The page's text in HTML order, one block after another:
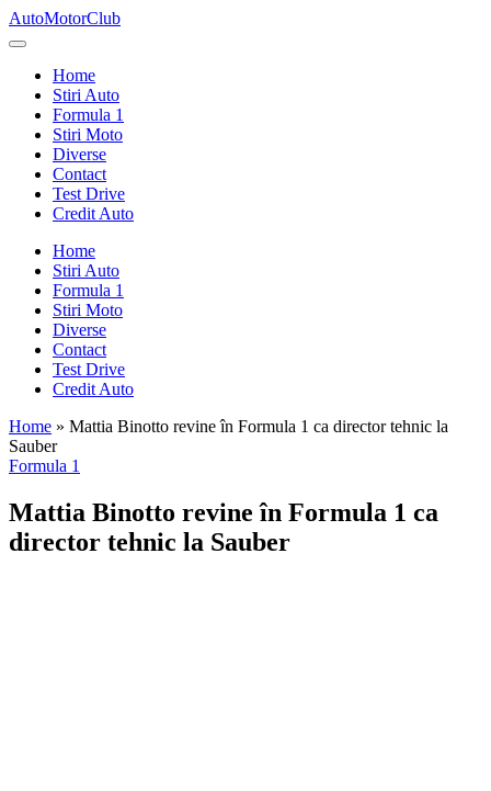
Skip
to
AutoMotorClub
Totul
masini
pasionatii
masini
Home
Stiri Auto
Formula 1
Stiri Moto
Diverse
Contact
Test Drive
Credit Auto
Home
Stiri Auto
Formula 1
Stiri Moto
Diverse
Contact
Test Drive
Credit Auto
Home » Mattia Binotto revine în Formula 1 ca director tehnic la
Sauber
Posted
Formula 1
Mattia Binotto revine în Formula 1 ca
director tehnic la Sauber